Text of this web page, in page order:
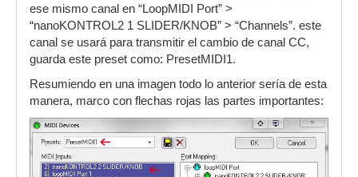
ese mismo canal en “LoopMIDI Port” >
“nanoKONTROL2 1 SLIDER/KNOB” > “Channels”. este
canal se usará para transmitir el cambio de canal CC,
guarda este preset como: PresetMIDI1.
Resumiendo en una imagen todo lo anterior sería de esta
manera, marco con flechas rojas las partes importantes: